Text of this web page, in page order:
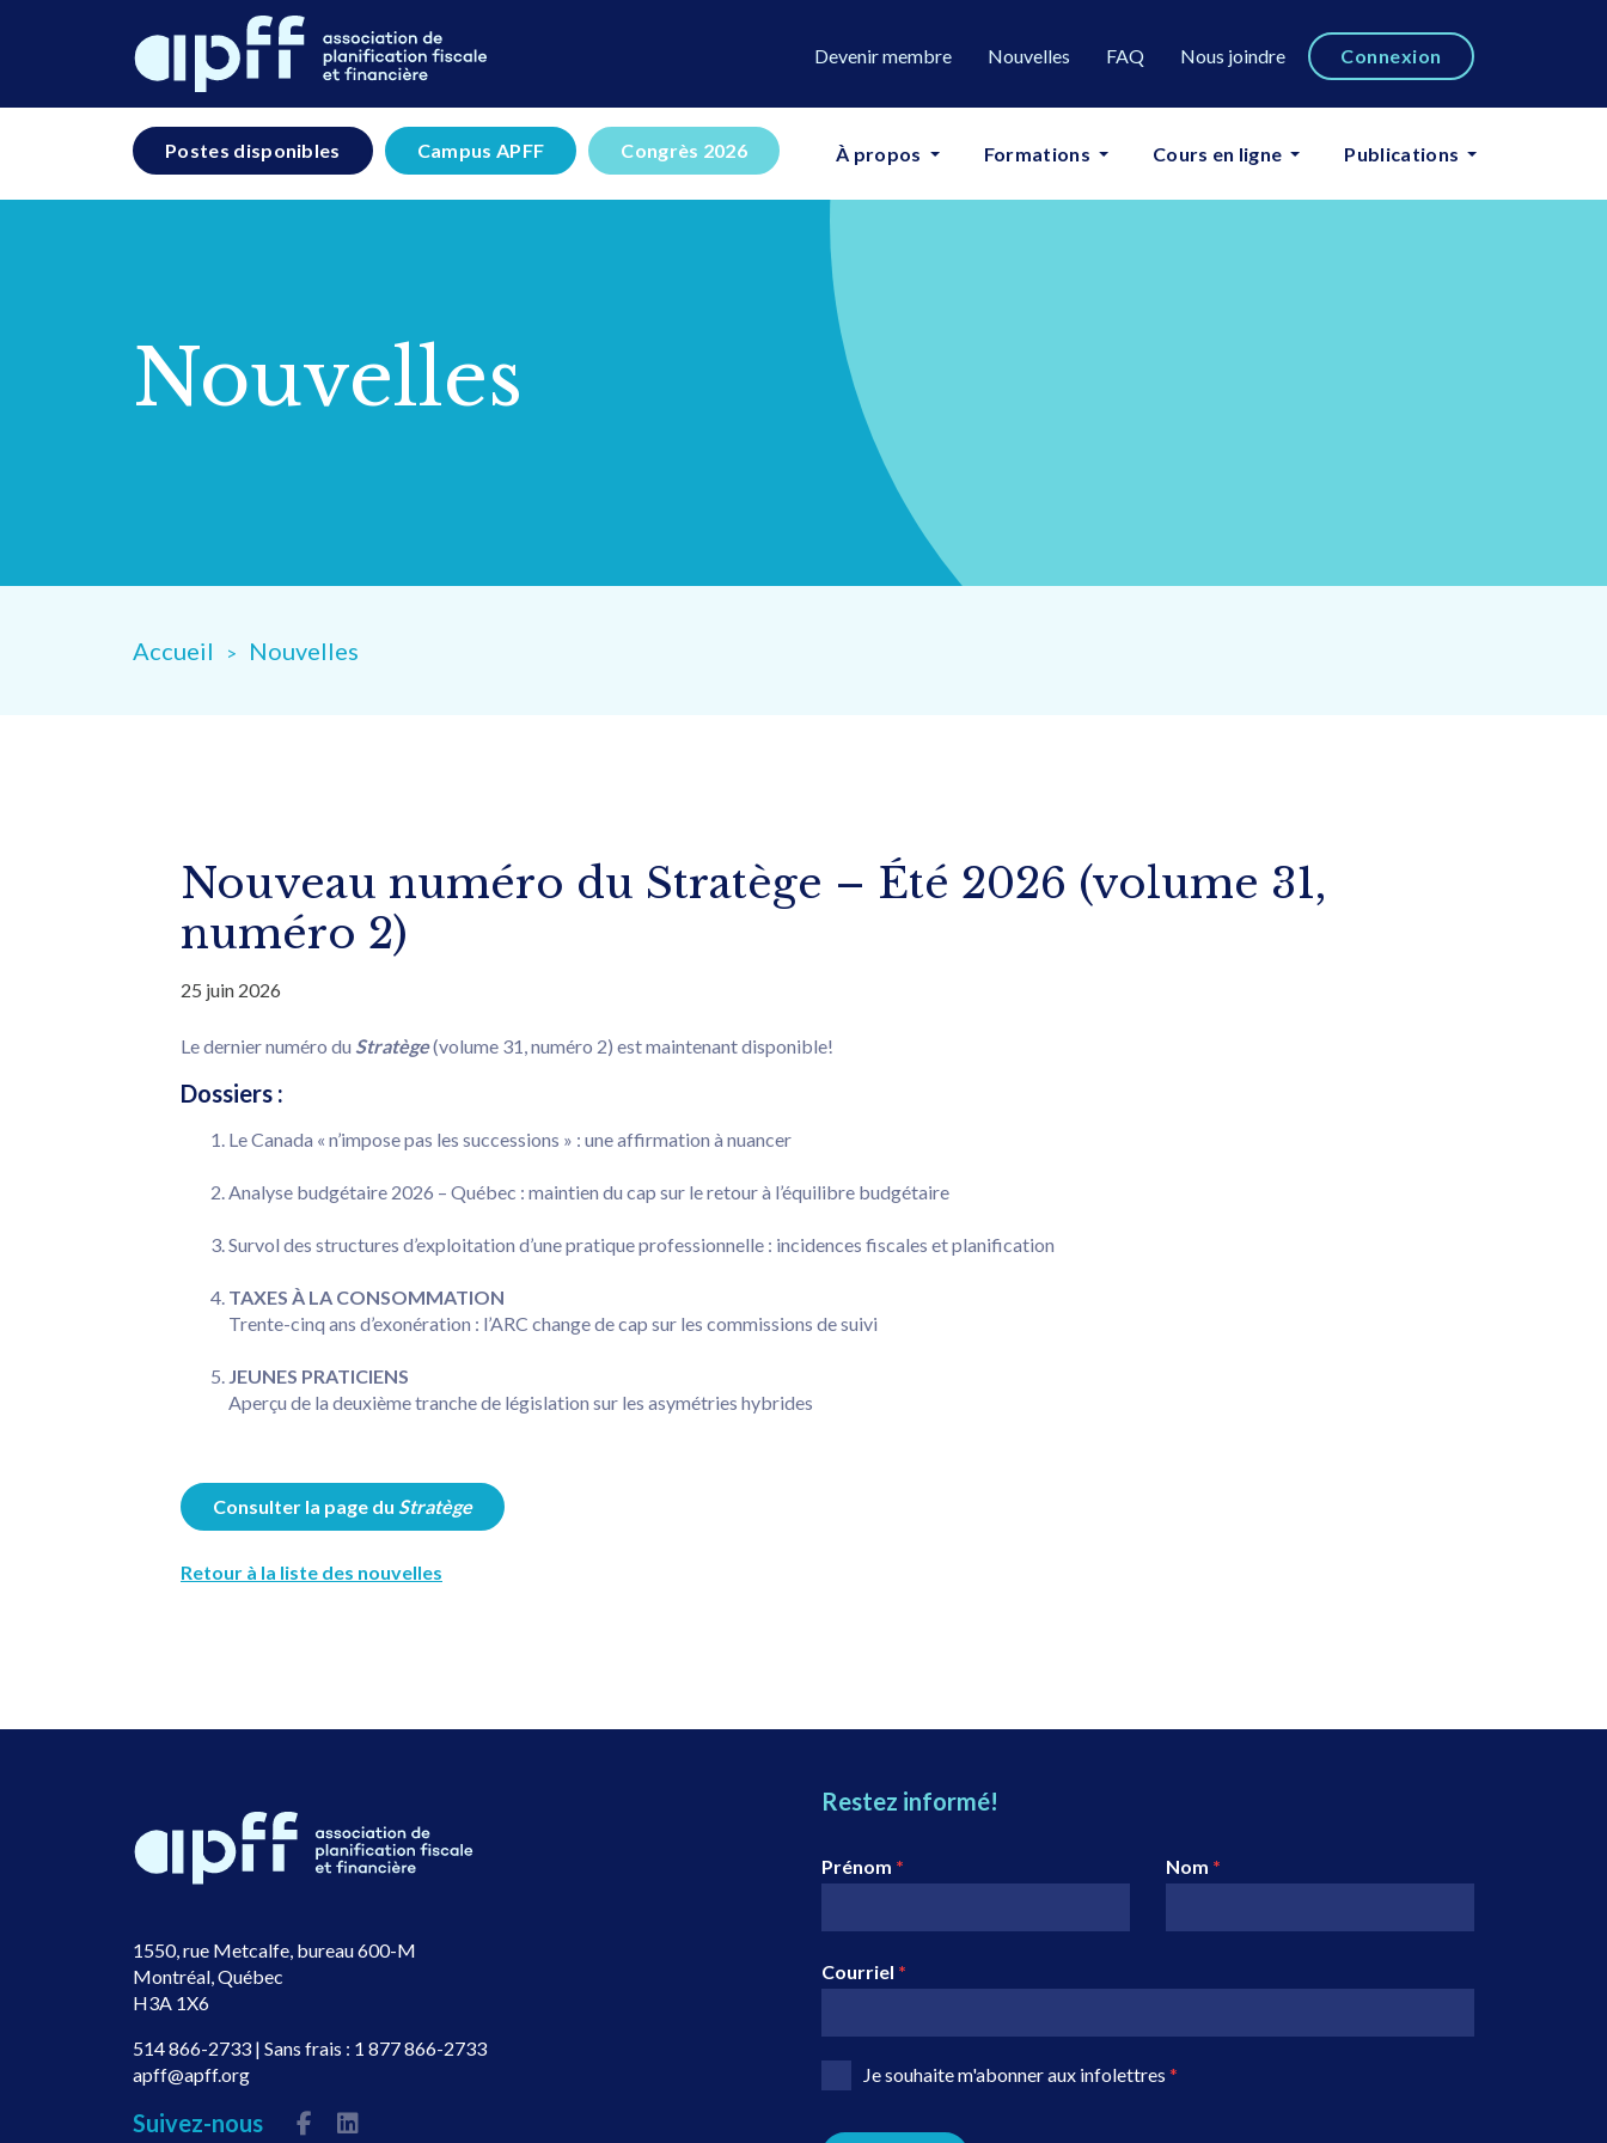
Devenir membre Nouvelles FAQ Nous joindre Connexion
À propos Formations Cours en ligne Publications
Postes disponibles Campus APFF Congrès 2026
Nouvelles
Accueil Nouvelles
Nouveau numéro du Stratège – Été 2026 (volume 31,
numéro 2)
25 juin 2026
Le dernier numéro du Stratège(volume 31, numéro 2) est maintenant disponible!
Dossiers :
Le Canada « n’impose pas les successions » : une affirmation à nuancer
Analyse budgétaire 2026 – Québec : maintien du cap sur le retour à l’équilibre budgétaire
Survol des structures d’exploitation d’une pratique professionnelle : incidences fiscales et planification
TAXES À LA CONSOMMATION
Trente-cinq ans d’exonération : l’ARC change de cap sur les commissions de suivi
JEUNES PRATICIENS
Aperçu de la deuxième tranche de législation sur les asymétries hybrides
Consulter la page du Stratège
Retour à la liste des nouvelles
1550, rue Metcalfe, bureau 600-M
Montréal, Québec
H3A 1X6
514 866-2733 | Sans frais : 1 877 866-2733
apff@apff.org
Suivez-nous
Restez informé!
Prénom * Nom *
Courriel *
Je souhaite m'abonner aux infolettres *